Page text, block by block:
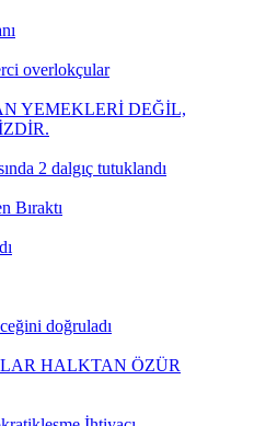
overlokçular
YEMEKLERİ DEĞİL,
2 dalgıç tutuklandı
Bıraktı
doğruladı
HALKTAN ÖZÜR